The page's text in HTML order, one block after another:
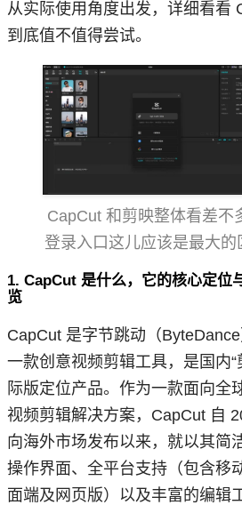
从实际使用角度出发，详细看看
到底值不值得尝试。
CapCut 和剪映整体看差不
登录入口这儿应该是最大的
1. CapCut 是什么，它的核心定位
览
CapCut 是字节跳动（
一款创意视频剪辑工具，是国内“
际版定位产品。作为一款面向全
视频剪辑解决方案，CapCut 自
向海外市场发布以来，就以其简
操作界面、全平台支持（包含移
面端及网页版）以及丰富的编辑